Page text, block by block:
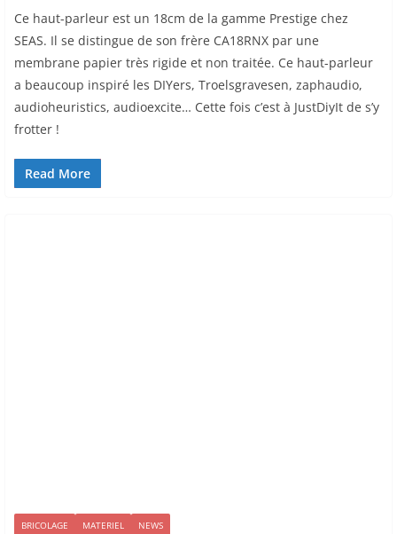
Ce haut-parleur est un 18cm de la gamme Prestige chez
SEAS. Il se distingue de son frère CA18RNX par une
membrane papier très rigide et non traitée. Ce haut-parleur
a beaucoup inspiré les DIYers, Troelsgravesen, zaphaudio,
audioheuristics, audioexcite… Cette fois c’est à JustDiyIt de s’y
frotter !
Read More
BRICOLAGE MATERIEL NEWS